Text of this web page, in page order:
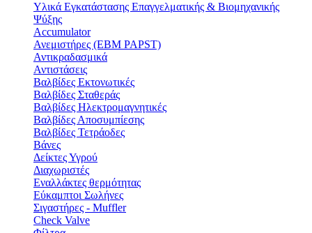
Υλικά Εγκατάστασης Επαγγελματικής & Βιομηχανικής
Ψύξης
Accumulator
Ανεμιστήρες (ΕΒΜ PAPST)
Αντικραδασμικά
Αντιστάσεις
Βαλβίδες Εκτονωτικές
Βαλβίδες Σταθεράς
Βαλβίδες Ηλεκτρομαγνητικές
Βαλβίδες Αποσυμπίεσης
Βαλβίδες Τετράοδες
Βάνες
Δείκτες Υγρού
Διαχωριστές
Εναλλάκτες θερμότητας
Εύκαμπτοι Σωλήνες
Σιγαστήρες - Muffler
Check Valve